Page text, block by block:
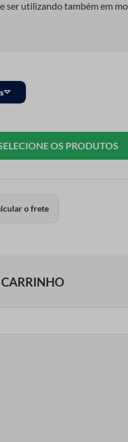
ser utilizando também em
OS PRODUTOS
o frete